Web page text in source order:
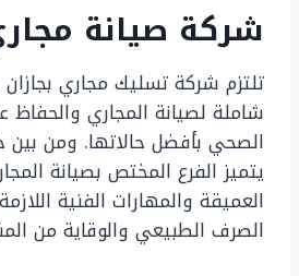
شركة صيانة
تلتزم شركة تسليك مجاري
شاملة لصيانة المجاري
الصحي بأفضل حالاتها. ومن بين
يتميز الفرع المختص بصيانة
العميقة والمهارات الفنية
الصرف الطبيعي والوقاية من